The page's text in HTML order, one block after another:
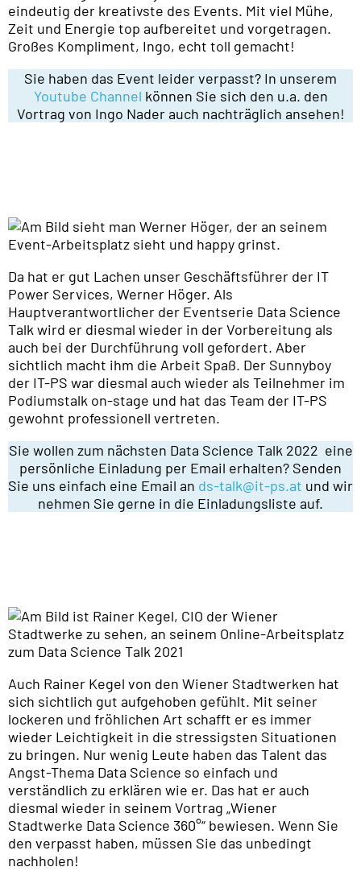
eindeutig der kreativste des Events. Mit viel Mühe,
Zeit und Energie top aufbereitet und vorgetragen.
Großes Kompliment, Ingo, echt toll gemacht!
Sie haben das Event leider verpasst? In unserem
Youtube Channel können Sie sich den u.a. den
Vortrag von Ingo Nader auch nachträglich ansehen!
Da hat er gut Lachen unser Geschäftsführer der IT
Power Services, Werner Höger. Als
Hauptverantwortlicher der Eventserie Data Science
Talk wird er diesmal wieder in der Vorbereitung als
auch bei der Durchführung voll gefordert. Aber
sichtlich macht ihm die Arbeit Spaß. Der Sunnyboy
der IT-PS war diesmal auch wieder als Teilnehmer im
Podiumstalk on-stage und hat das Team der IT-PS
gewohnt professionell vertreten.
Sie wollen zum nächsten Data Science Talk 2022 eine
persönliche Einladung per Email erhalten? Senden
Sie uns einfach eine Email an ds-talk@it-ps.at und wir
nehmen Sie gerne in die Einladungsliste auf.
Auch Rainer Kegel von den Wiener Stadtwerken hat
sich sichtlich gut aufgehoben gefühlt. Mit seiner
lockeren und fröhlichen Art schafft er es immer
wieder Leichtigkeit in die stressigsten Situationen
zu bringen. Nur wenig Leute haben das Talent das
Angst-Thema Data Science so einfach und
verständlich zu erklären wie er. Das hat er auch
diesmal wieder in seinem Vortrag „Wiener
Stadtwerke Data Science 360°“ bewiesen. Wenn Sie
den verpasst haben, müssen Sie das unbedingt
nachholen!